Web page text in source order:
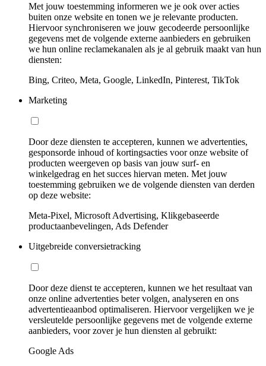
Met jouw toestemming informeren we je ook over acties
buiten onze website en tonen we je relevante producten.
Hiervoor synchroniseren we jouw gecodeerde persoonlijke
gegevens met de volgende externe aanbieders en gebruiken
we hun online reclamekanalen als je al gebruik maakt van hun
diensten:
Bing, Criteo, Meta, Google, LinkedIn, Pinterest, TikTok
Marketing
Door deze diensten te accepteren, kunnen we advertenties,
gesponsorde inhoud of kortingsacties voor onze website of
producten weergeven op basis van jouw surf- en
winkelgedrag en het succes hiervan meten. Met jouw
toestemming gebruiken we de volgende diensten van derden
op deze website:
Meta-Pixel, Microsoft Advertising, Klikgebaseerde
productaanbevelingen, Ads Defender
Uitgebreide conversietracking
Door deze dienst te accepteren, kunnen we het resultaat van
onze online advertenties beter volgen, analyseren en ons
advertentieaanbod optimaliseren. Hiervoor vergelijken we je
versleutelde persoonlijke gegevens met de volgende externe
aanbieders, voor zover je hun diensten al gebruikt:
Google Ads